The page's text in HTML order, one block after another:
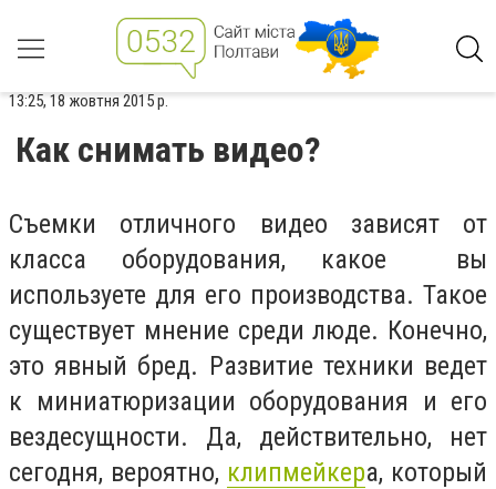
13:25, 18 жовтня 2015 р.
Как снимать видео?
Съемки отличного видео зависят от
класса оборудования, какое вы
используете для его производства. Такое
существует мнение среди люде. Конечно,
это явный бред. Развитие техники ведет
к миниатюризации оборудования и его
вездесущности. Да, действительно, нет
сегодня, вероятно, клипмейкера, который